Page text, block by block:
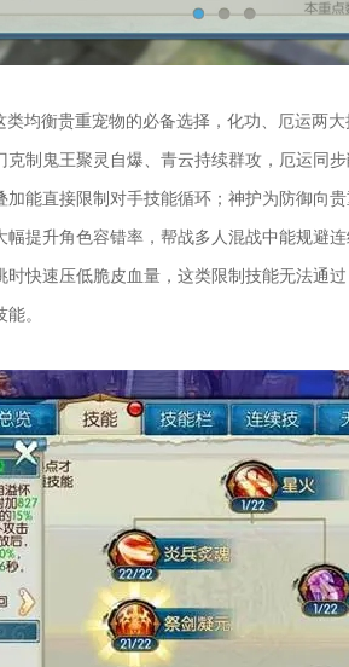
类均衡贵重宠物的必备选择，化功、厄运两
制鬼王聚灵自爆、青云持续群攻，厄运同
能直接限制对手技能循环；神护为防御向
提升角色容错率，帮战多人混战中能规避
快速压低脆皮血量，这类限制技能无法通
。